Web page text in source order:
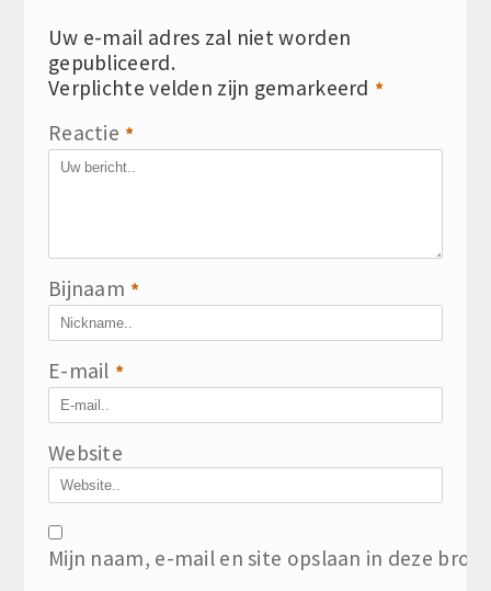
Uw e-mail adres zal niet worden
gepubliceerd.
Verplichte velden zijn gemarkeerd *
Reactie *
Bijnaam *
E-mail *
Website
Mijn naam, e-mail en site opslaan in deze